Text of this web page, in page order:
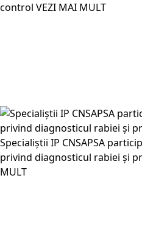
control VEZI MAI MULT
Specialiștii IP CNSAPSA
privind diagnosticul rabiei și
MULT